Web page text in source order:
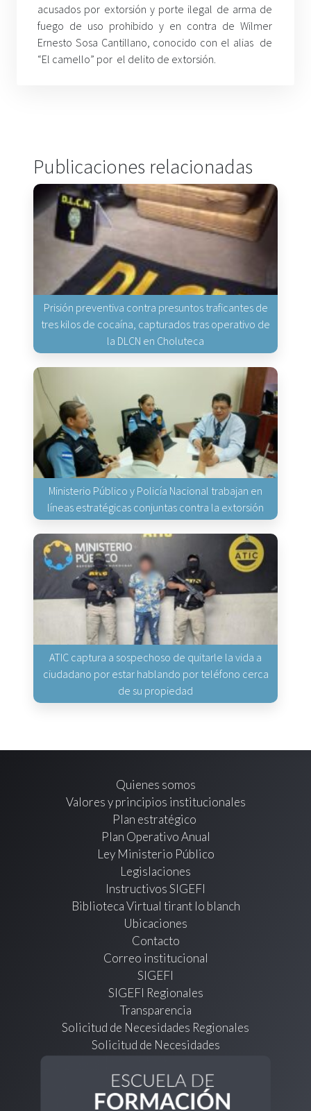
acusados por extorsión y porte ilegal de arma de
fuego de uso prohibido y en contra de Wilmer
Ernesto Sosa Cantillano, conocido con el alias de
“El camello” por el delito de extorsión.
Publicaciones relacionadas
Prisión preventiva contra presuntos traficantes de
tres kilos de cocaína, capturados tras operativo de
la DLCN en Choluteca
Ministerio Público y Policía Nacional trabajan en
líneas estratégicas conjuntas contra la extorsión
ATIC captura a sospechoso de quitarle la vida a
ciudadano por estar hablando por teléfono cerca
de su propiedad
Quienes somos
Valores y principios institucionales
Plan estratégico
Plan Operativo Anual
Ley Ministerio Público
Legislaciones
Instructivos SIGEFI
Biblioteca Virtual tirant lo blanch
Ubicaciones
Contacto
Correo institucional
SIGEFI
SIGEFI Regionales
Transparencia
Solicitud de Necesidades Regionales
Solicitud de Necesidades